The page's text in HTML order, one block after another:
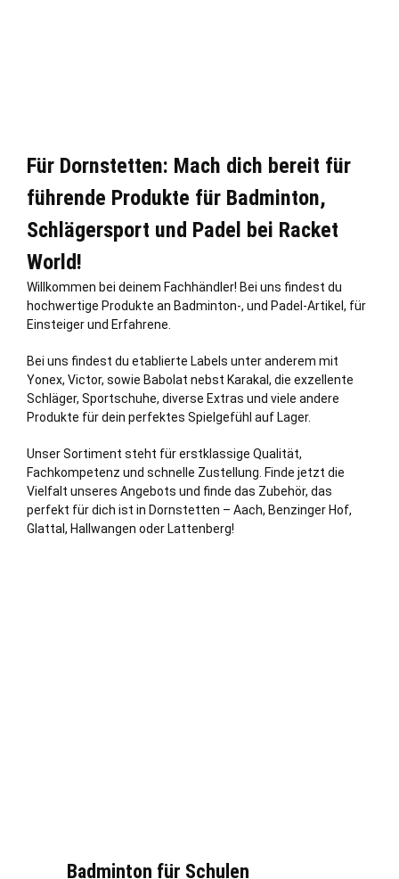
Für Dornstetten: Mach dich bereit für
führende Produkte für Badminton,
Schlägersport und Padel bei Racket
World!
Willkommen bei deinem Fachhändler! Bei uns findest du
hochwertige Produkte an Badminton-, und Padel-Artikel, für
Einsteiger und Erfahrene.
Bei uns findest du etablierte Labels unter anderem mit
Yonex, Victor, sowie Babolat nebst Karakal, die exzellente
Schläger, Sportschuhe, diverse Extras und viele andere
Produkte für dein perfektes Spielgefühl auf Lager.
Unser Sortiment steht für erstklassige Qualität,
Fachkompetenz und schnelle Zustellung. Finde jetzt die
Vielfalt unseres Angebots und finde das Zubehör, das
perfekt für dich ist in Dornstetten – Aach, Benzinger Hof,
Glattal, Hallwangen oder Lattenberg!
Badminton für Schulen